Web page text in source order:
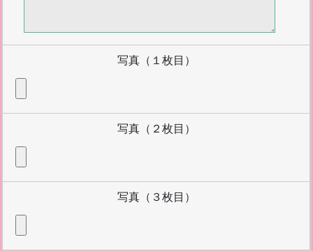
写真（１枚目）
写真（２枚目）
写真（３枚目）